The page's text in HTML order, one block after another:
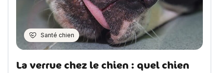
Santé chien
La verrue chez le chien : quel chien